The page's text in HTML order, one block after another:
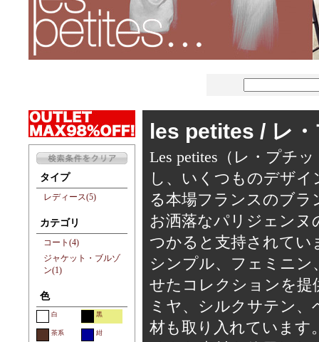
タイプ
レディース(5)
カテゴリ
コート(4)
ジャケット・ブルゾ
ン(1)
色
白 黒
茶系 紺
les petites / レ
Les petites（レ・プチ
し、いくつものデザ
る本場フランスのブラ
お洒落なパリジェンヌ
つかると支持されてい
シンプル、フェミニ
せたコレクションを
ミヤ、シルクサテン
材も取り入れています